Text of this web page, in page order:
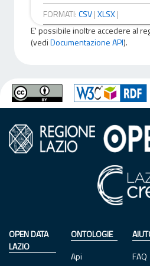
FORMATI:CSV|XLSX|
E' possibile inoltre accedere al
(vediDocumentazione API).
OPEN DATA
LAZIO
ONTOLOGIE
Api
FAQ